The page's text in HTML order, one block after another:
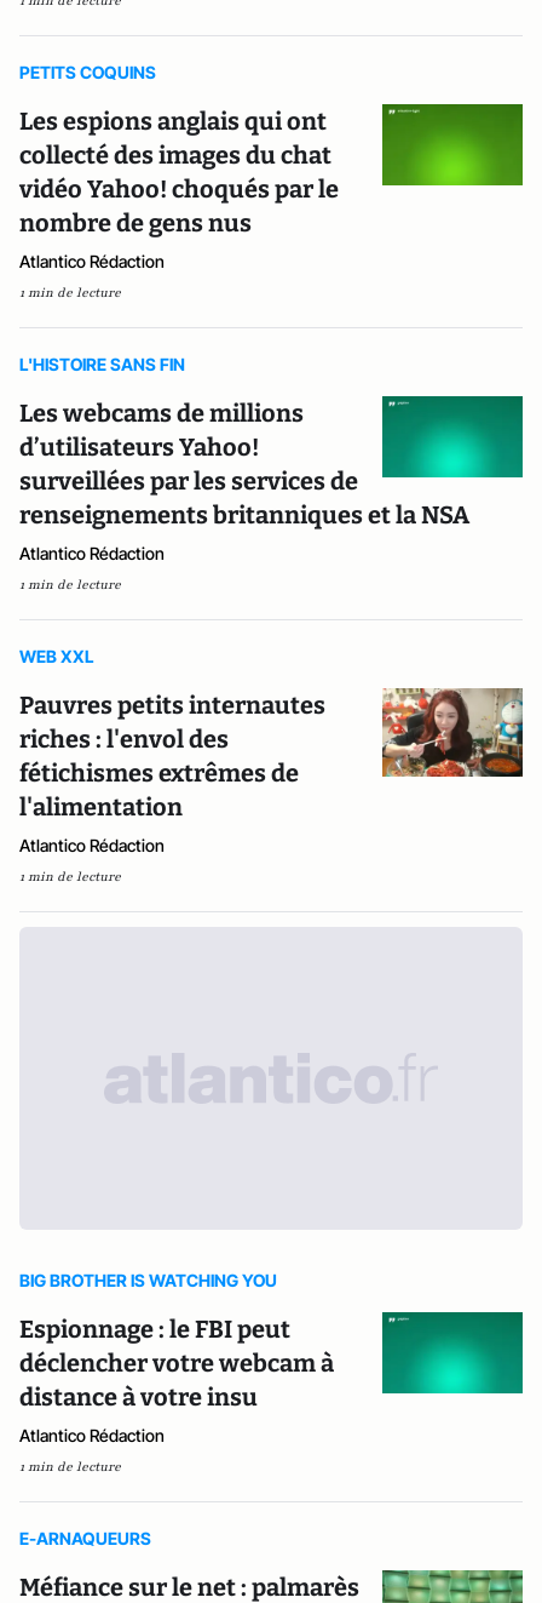
PETITS COQUINS
Les espions anglais qui ont
collecté des images du chat
vidéo Yahoo! choqués par le
nombre de gens nus
Atlantico Rédaction
1 min de lecture
L'HISTOIRE SANS FIN
Les webcams de millions
d’utilisateurs Yahoo!
surveillées par les services de
renseignements britanniques et la NSA
Atlantico Rédaction
1 min de lecture
WEB XXL
Pauvres petits internautes
riches : l'envol des
fétichismes extrêmes de
l'alimentation
Atlantico Rédaction
1 min de lecture
BIG BROTHER IS WATCHING YOU
Espionnage : le FBI peut
déclencher votre webcam à
distance à votre insu
Atlantico Rédaction
1 min de lecture
E-ARNAQUEURS
Méfiance sur le net : palmarès